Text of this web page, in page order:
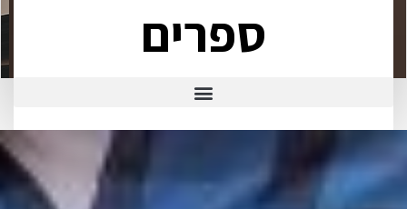
ספרים